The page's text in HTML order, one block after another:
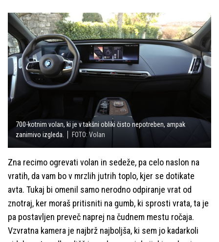
700-kotnim volan, ki je v takšni obliki čisto nepotreben, ampak
zanimivo izgleda.
FOTO: Volan
Zna recimo ogrevati volan in sedeže, pa celo naslon na
vratih, da vam bo v mrzlih jutrih toplo, kjer se dotikate
avta. Tukaj bi omenil samo nerodno odpiranje vrat od
znotraj, ker moraš pritisniti na gumb, ki sprosti vrata, ta je
pa postavljen preveč naprej na čudnem mestu ročaja.
Vzvratna kamera je najbrž najboljša, ki sem jo kadarkoli